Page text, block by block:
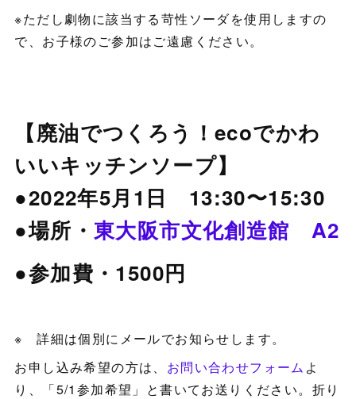
※ただし劇物に該当する苛性ソーダを使用しますの
で、お子様のご参加はご遠慮ください。
【廃油でつくろう！ecoでかわ
いいキッチンソープ】
●2022年5月1日 13:30〜15:30
●場所・ 東大阪市文化創造館 A2
●参加費・1500円
※ 詳細は個別にメールでお知らせします。
お申し込み希望の方は、 お問い合わせフォーム よ
り、「5/1参加希望」と書いてお送りください。折り